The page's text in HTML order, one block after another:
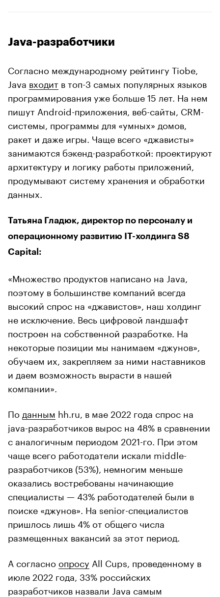
Java-разработчики
Согласно международному рейтингу Tiobe,
Java входит в топ-3 самых популярных языков
программирования уже больше 15 лет. На нем
пишут Android-приложения, веб-сайты, CRM-
системы, программы для «умных» домов,
ракет и даже игры. Чаще всего «джависты»
занимаются бэкенд-разработкой: проектируют
архитектуру и логику работы приложений,
продумывают систему хранения и обработки
данных.
Татьяна Гладюк, директор по персоналу и
операционному развитию IT-холдинга S8
Capital:
«Множество продуктов написано на Java,
поэтому в большинстве компаний всегда
высокий спрос на «джавистов», наш холдинг
не исключение. Весь цифровой ландшафт
построен на собственной разработке. На
некоторые позиции мы нанимаем «джунов»,
обучаем их, закрепляем за ними наставников
и даем возможность вырасти в нашей
компании».
По данным hh.ru, в мае 2022 года спрос на
java-разработчиков вырос на 48% в сравнении
с аналогичным периодом 2021-го. При этом
чаще всего работодатели искали middle-
разработчиков (53%), немногим меньше
оказались востребованы начинающие
специалисты — 43% работодателей были в
поиске «джунов». На senior-специалистов
пришлось лишь 4% от общего числа
размещенных вакансий за этот период.
А согласно опросу All Cups, проведенному в
июле 2022 года, 33% российских
разработчиков назвали Java самым